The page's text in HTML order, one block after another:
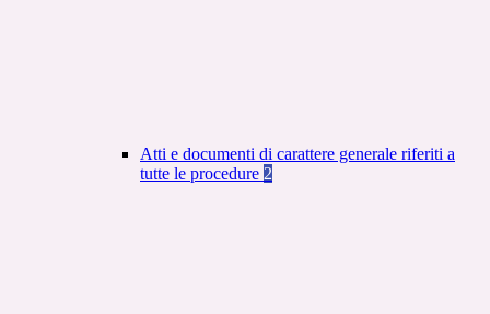
Atti e documenti di carattere generale riferiti a
tutte le procedure 2